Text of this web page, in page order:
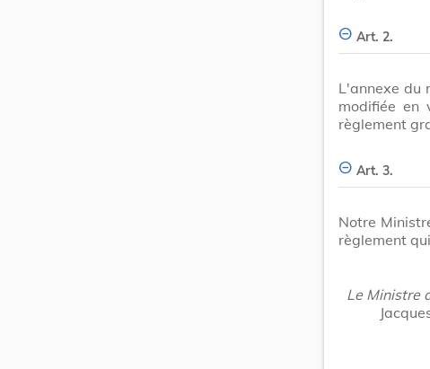
Art. 2.
L'annexe du
modifiée en
règlement
Art. 3.
Notre
règlement
Le Ministre